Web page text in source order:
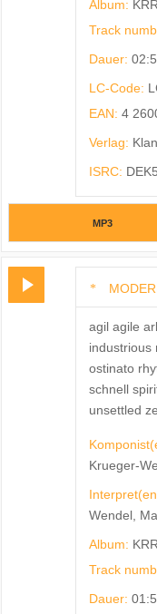
Album:
Track
Dauer:
LC-Code:
EAN: 4
Verlag:
ISRC:
MP3
agil agile
industrious
ostinato
schnell
unsettled
Krueger-
Wendel,
Album:
Track
Dauer: